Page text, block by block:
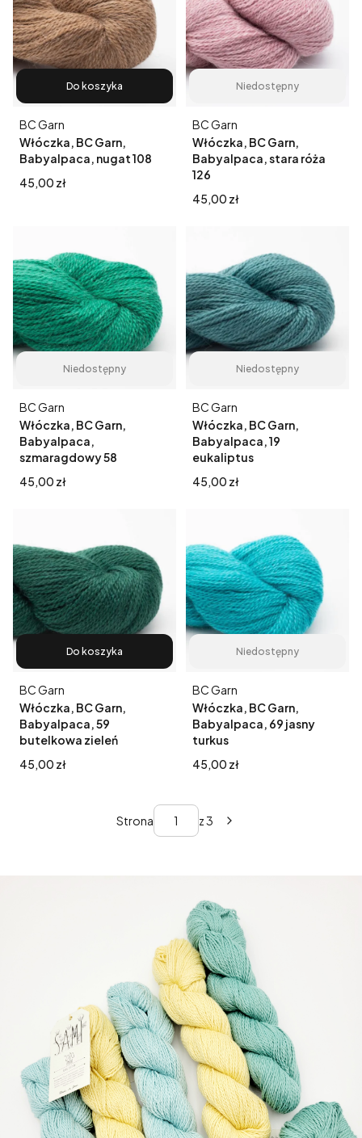
Do koszyka
Włóczka, BC Garn,
Babyalpaca, nugat 108
Producent
BC Garn
Cena
45,00 zł
Niedostępny
Włóczka, BC Garn,
Babyalpaca, stara róża
126
Producent
BC Garn
Cena
45,00 zł
Niedostępny
Włóczka, BC Garn,
Babyalpaca,
szmaragdowy 58
Producent
BC Garn
Cena
45,00 zł
Niedostępny
Włóczka, BC Garn,
Babyalpaca, 19
eukaliptus
Producent
BC Garn
Cena
45,00 zł
Do koszyka
Włóczka, BC Garn,
Babyalpaca, 59
butelkowa zieleń
Producent
BC Garn
Cena
45,00 zł
Niedostępny
Włóczka, BC Garn,
Babyalpaca, 69 jasny
turkus
Producent
BC Garn
Cena
45,00 zł
Strona z 3